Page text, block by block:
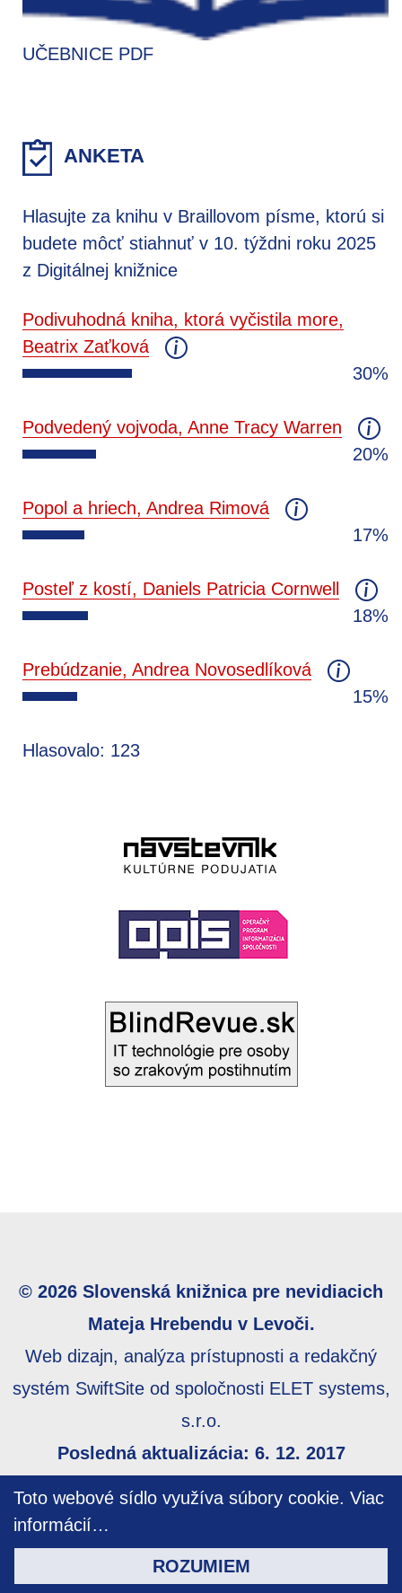
Toto webové sídlo využíva súbory cookie. Viac
informácií…
ROZUMIEM
UČEBNICE PDF
ANKETA
Hlasujte za knihu v Braillovom písme, ktorú si
budete môcť stiahnuť v 10. týždni roku 2025
z Digitálnej knižnice
Podivuhodná kniha, ktorá vyčistila more,
Beatrix Zaťková
30%
Podvedený vojvoda, Anne Tracy Warren
20%
Popol a hriech, Andrea Rimová
17%
Posteľ z kostí, Daniels Patricia Cornwell
18%
Prebúdzanie, Andrea Novosedlíková
15%
Hlasovalo: 123
© 2026 Slovenská knižnica pre nevidiacich
Mateja Hrebendu v Levoči.
Web dizajn, analýza prístupnosti a redakčný
systém SwiftSite od spoločnosti ELET systems,
s.r.o.
Posledná aktualizácia: 6. 12. 2017
prístupnosti